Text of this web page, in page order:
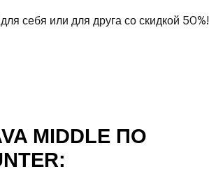
себя или для друга со скидкой 50%!
MIDDLE ПО